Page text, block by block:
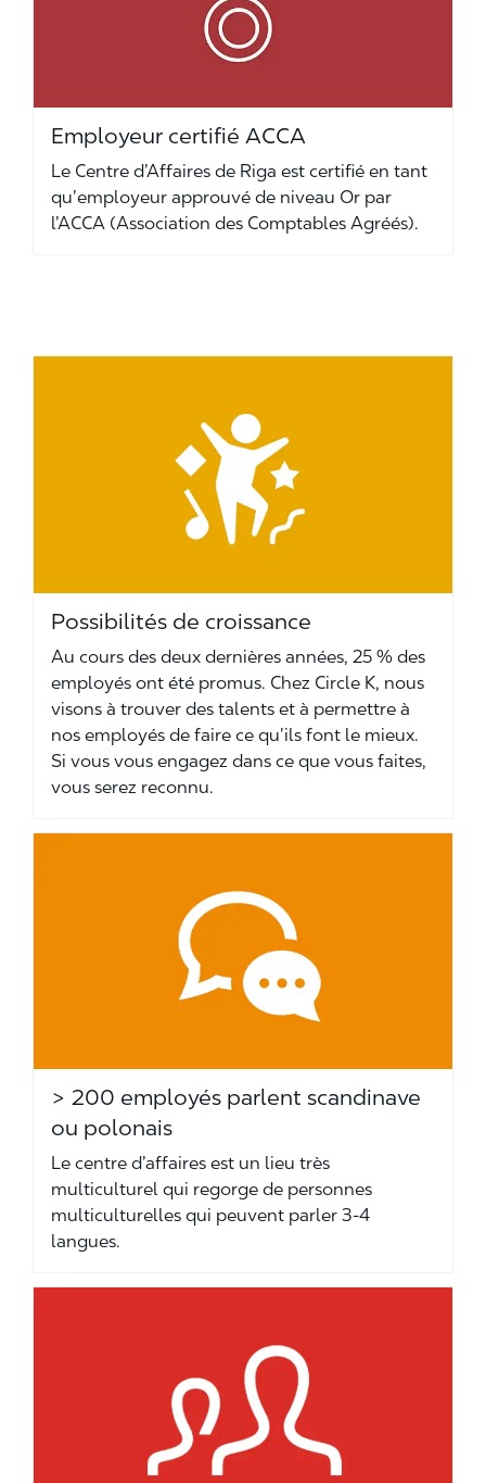
Employeur certifié ACCA
Le Centre d’Affaires de Riga est certifié en tant
qu’employeur approuvé de niveau Or par
l’ACCA (Association des Comptables Agréés).
Possibilités de croissance
Au cours des deux dernières années, 25 % des
employés ont été promus. Chez Circle K, nous
visons à trouver des talents et à permettre à
nos employés de faire ce qu’ils font le mieux.
Si vous vous engagez dans ce que vous faites,
vous serez reconnu.
> 200 employés parlent scandinave
ou polonais
Le centre d’affaires est un lieu très
multiculturel qui regorge de personnes
multiculturelles qui peuvent parler 3-4
langues.